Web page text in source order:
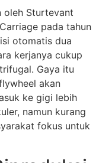
oleh Sturtevant
pada tahun
otomatis dua
kerjanya cukup
Gaya itu
akan
ke gigi lebih
namun kurang
fokus untuk